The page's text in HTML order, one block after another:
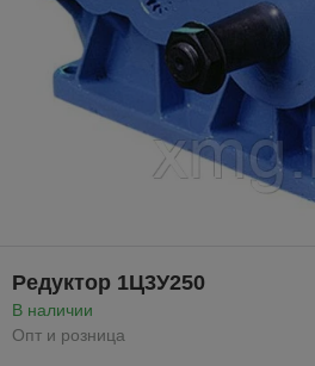
Редуктор 1Ц3У250
В наличии
Опт и розница